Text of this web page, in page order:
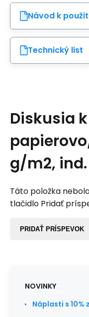
Návod k
Technický list
Diskusia
g/m2, ind.
Táto položka
tlačidlo Pridať
PRIDAŤ PRÍSPEVOK
NOVINKY
Náplasti s 10%